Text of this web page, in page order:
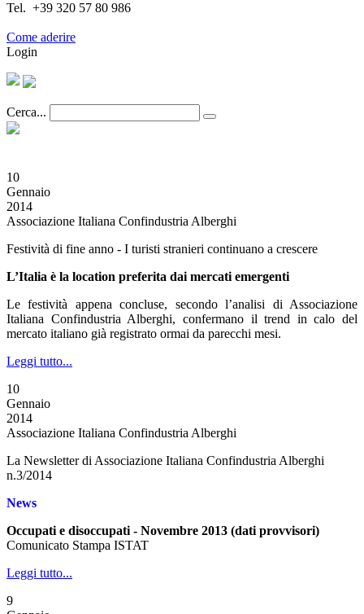
Tel. +39 320 57 80 986
Come aderire
Login
Cerca...
10
Gennaio
2014
Associazione Italiana Confindustria Alberghi
Festività di fine anno - I turisti stranieri continuano a crescere
L’Italia è la location preferita dai mercati emergenti
Le festività appena concluse, secondo l’analisi di Associazione
Italiana Confindustria Alberghi, confermano il trend in calo del
mercato italiano già registrato ormai da parecchi mesi.
Leggi tutto...
10
Gennaio
2014
Associazione Italiana Confindustria Alberghi
La Newsletter di Associazione Italiana Confindustria Alberghi
n.3/2014
News
Occupati e disoccupati - Novembre 2013 (dati provvisori)
Comunicato Stampa ISTAT
Leggi tutto...
9